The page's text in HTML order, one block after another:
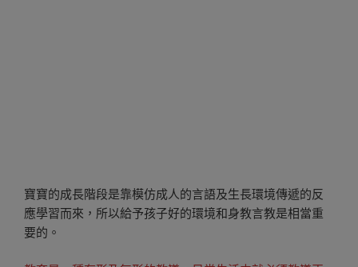
寶寶的成長階段是靠模仿成人的言語及生長環境傳遞的反
應學習而來，所以給予孩子好的環境和身教言教是相當重
要的。